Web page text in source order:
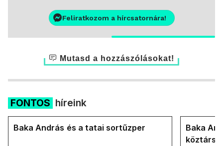
Feliratkozom a hírcsatornára!
Mutasd a hozzászólásokat!
FONTOS híreink
Baka András és a tatai sortűzper
Baka